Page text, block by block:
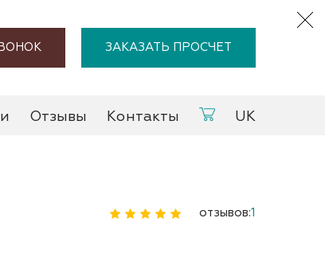
ЗАКАЗАТЬ ПРОСЧЕТ
Отзывы Контакты UK
отзывов:1